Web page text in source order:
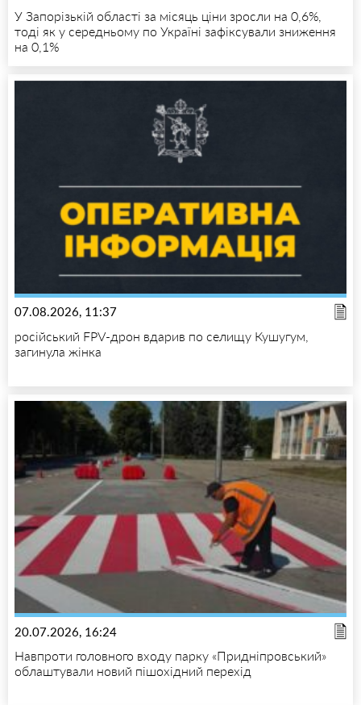
У Запорізькій області за місяць ціни зросли на 0,6%,
тоді як у середньому по Україні зафіксували зниження
на 0,1%
07.08.2026, 11:37
російський FPV-дрон вдарив по селищу Кушугум,
загинула жінка
20.07.2026, 16:24
Навпроти головного входу парку «Придніпровський»
облаштували новий пішохідний перехід